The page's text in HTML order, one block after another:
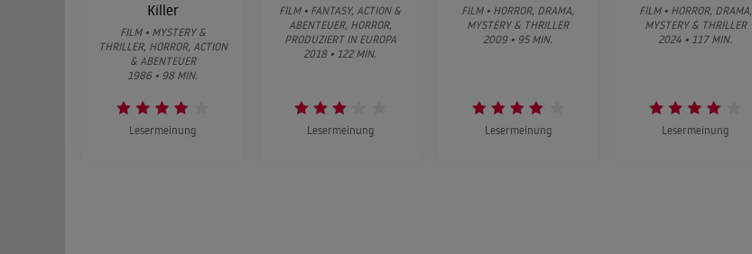
Killer
FILM • MYSTERY &
THRILLER, HORROR, ACTION
& ABENTEUER
1986 • 98 MIN.
Lesermeinung
FILM • FANTASY, ACTION &
ABENTEUER, HORROR,
PRODUZIERT IN EUROPA
2018 • 122 MIN.
Lesermeinung
FILM • HORROR, DRAMA,
MYSTERY & THRILLER
2009 • 95 MIN.
Lesermeinung
FILM • HORROR, DRAMA,
MYSTERY & THRILLER
2024 • 117 MIN.
Lesermeinung